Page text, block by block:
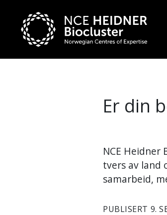
Er din
NCE
tvers av land
samarbeid,
PUBLISERT 9.